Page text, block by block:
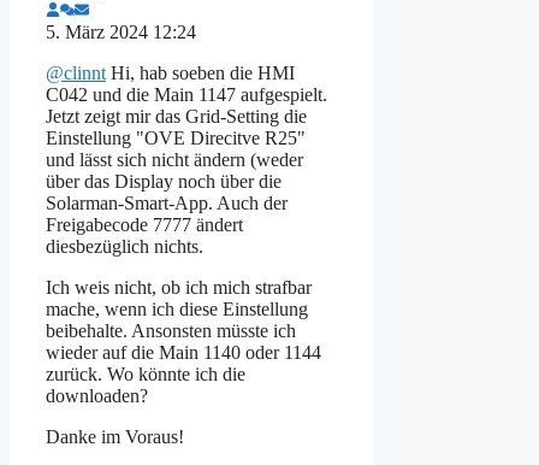
5. März 2024 12:24
@clinnt Hi, hab soeben die HMI
C042 und die Main 1147 aufgespielt.
Jetzt zeigt mir das Grid-Setting die
Einstellung "OVE Direcitve R25"
und lässt sich nicht ändern (weder
über das Display noch über die
Solarman-Smart-App. Auch der
Freigabecode 7777 ändert
diesbezüglich nichts.
Ich weis nicht, ob ich mich strafbar
mache, wenn ich diese Einstellung
beibehalte. Ansonsten müsste ich
wieder auf die Main 1140 oder 1144
zurück. Wo könnte ich die
downloaden?
Danke im Voraus!